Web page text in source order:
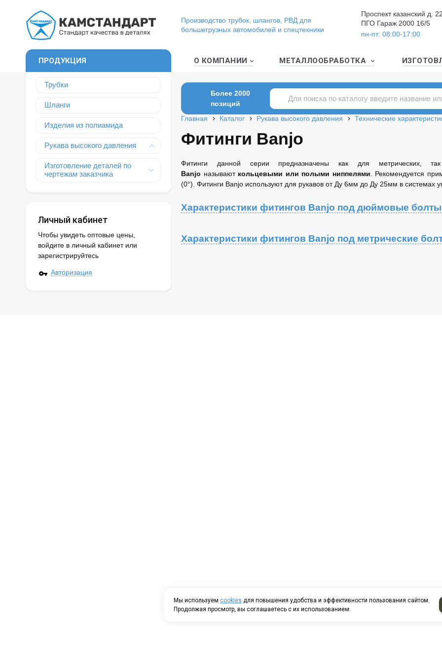
Производство трубок, шлангов, РВД для
большегрузных автомобилей и спецтехники
Проспект казанский д.
ПГО Гараж 2000 16/5
пн-пт: 08:00-17:00
ПРОДУКЦИЯ
Трубки
Шланги
Изделия из полиамида
Рукава высокого давления
Изготовление деталей по
чертежам заказчика
Личный кабинет
Чтобы увидеть оптовые цены,
войдите в личный кабинет или
зарегистрируйтесь
Авторизация
О КОМПАНИИ МЕТАЛЛООБРАБОТКА
Более 2000
позиций
Главная
Каталог Рукава высокого давления Технические
Фитинги Banjo
Фитинги данной серии предназначены как для
Banjo называют кольцевыми или полыми ниппелями . Рекомендуется
(0°). Фитинги Banjo используют для рукавов от Ду 6мм до Ду 25мм в системах
Характеристики фитингов Banjo под дюймовые болты
Характеристики фитингов Banjo под метрические
Мы используем cookies для повышения удобства и эффективности пользования сайтом.
Продолжая просмотр, вы соглашаетесь с их использованием.